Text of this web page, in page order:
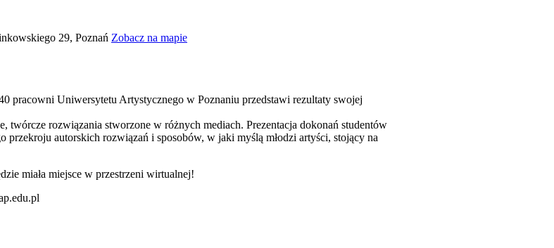
29, Poznań Zobacz na mapie
pracowni Uniwersytetu Artystycznego w Poznaniu przedstawi rezultaty swojej
twórcze rozwiązania stworzone w różnych mediach. Prezentacja dokonań studentów
przekroju autorskich rozwiązań i sposobów, w jaki myślą młodzi artyści, stojący na
miała miejsce w przestrzeni wirtualnej!